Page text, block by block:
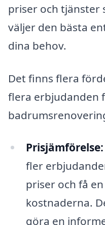
priser och tjänster
väljer den bästa
dina behov.
Det finns flera
flera erbjudanden
Prisjämförelse:
fler
priser och få
kostnaderna.
göra en